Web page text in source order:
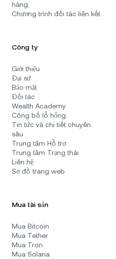
hàng
Chương trình đối tác liên kết
Công ty
Giới thiệu
Đại sứ
Bảo mật
Đối tác
Wealth Academy
Công bố lỗ hổng
Tin tức và chi tiết chuyên
sâu
Trung tâm Hỗ trợ
Trung tâm Trạng thái
Liên hệ
Sơ đồ trang web
Mua tài sản
Mua Bitcoin
Mua Tether
Mua Tron
Mua Solana